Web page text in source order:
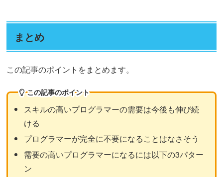
まとめ
この記事のポイントをまとめます。
この記事のポイント
スキルの高いプログラマーの需要は今後も伸び続
ける
プログラマーが完全に不要になることはなさそう
需要の高いプログラマーになるには以下の3パター
ン